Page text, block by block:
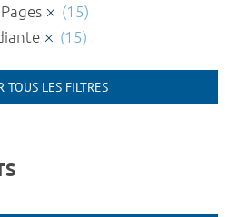
(15)
(15)
TOUS LES FILTRES